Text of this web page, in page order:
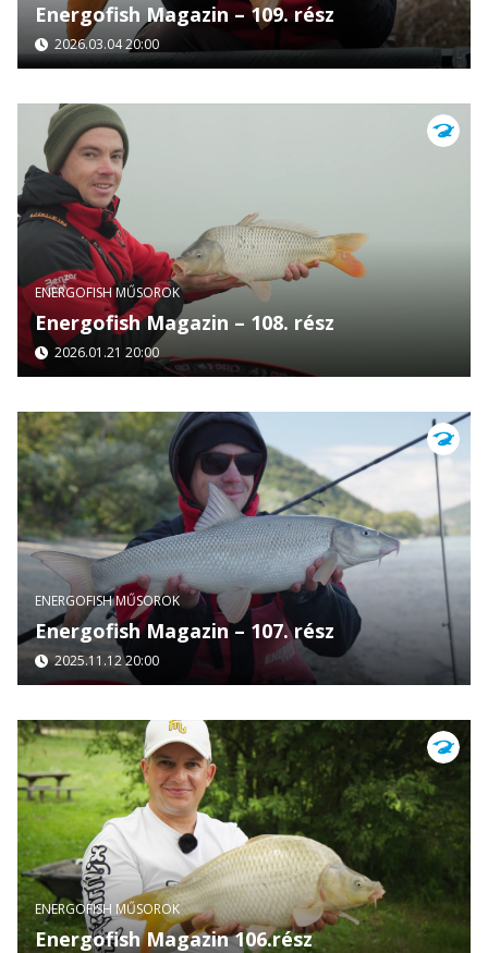
Energofish Magazin – 109. rész
2026.03.04 20:00
ENERGOFISH MŰSOROK
Energofish Magazin – 108. rész
2026.01.21 20:00
ENERGOFISH MŰSOROK
Energofish Magazin – 107. rész
2025.11.12 20:00
ENERGOFISH MŰSOROK
Energofish Magazin 106.rész